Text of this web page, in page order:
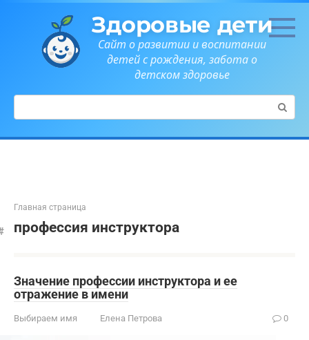
Здоровые дети
Сайт о развитии и воспитании
детей с рождения, забота о
детском здоровье
Поиск:
Главная страница
профессия инструктора
Значение профессии инструктора и ее
отражение в имени
Выбираем имя Елена Петрова 0